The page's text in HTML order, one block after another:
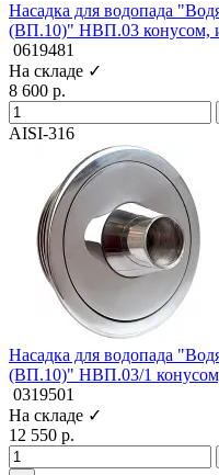
Насадка для водопада
(ВП.10)" НВП.03 конусом,
0619481
На складе ✓
8 600 р.
AISI-316
Насадка для водопада
(ВП.10)" НВП.03/1
0319501
На складе ✓
12 550 р.